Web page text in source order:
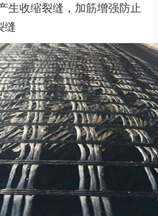
生收缩裂缝，加筋增强防止
缝